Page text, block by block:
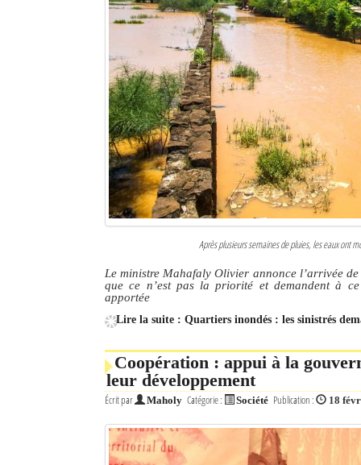
Après plusieurs semaines de pluies, les eaux ont
Le ministre Mahafaly Olivier annonce l’arrivée
que ce n’est pas la priorité et demandent à
apportée
Lire la suite : Quartiers inondés : les sinistrés
Coopération : appui à la
leur développement
Écrit par Maholy Catégorie : Société Publication : 18